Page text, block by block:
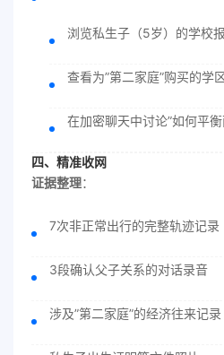
浏览私生子（5岁）的学校
查看为”第二家庭”购买的学
在加密聊天中讨论”如何平
四、精准收网
证据整理：
7次非正常出行的完整轨迹记录
3段确认父子关系的对话录音
涉及”第二家庭”的经济往来记录